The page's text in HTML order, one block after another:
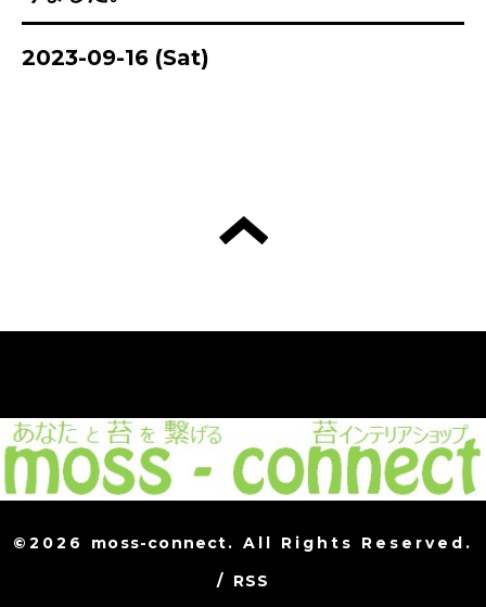
2023-09-16 (Sat)
©2026 moss-connect. All Rights Reserved.
/ RSS